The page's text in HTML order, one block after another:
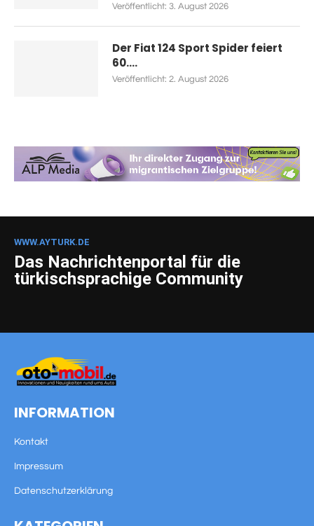
Veröffentlicht: 3. August 2026
Der Fiat 124 Sport Spider feiert
60....
Veröffentlicht: 2. August 2026
INFORMATION
Kontakt
Impressum
Datenschutzerklärung
WWW.AYTURK.DE
Das Nachrichtenportal für die
türkischsprachige Community